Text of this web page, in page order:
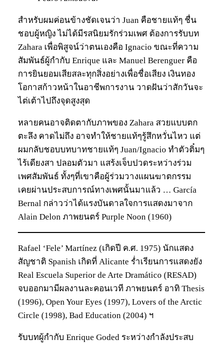
สำหรับผมค่อนข้างชัดเจนว่า Juan คือชายแท้ๆ ชื่น
ชอบผู้หญิง ไม่ได้มีรสนิยมรักร่วมเพศ ต้องการรับบท
Zahara เพื่อพิสูจน์ว่าตนเองคือ Ignacio ขณะที่ความ
สัมพันธ์ผู้กำกับ Enrique และ Manuel Berenguer คือ
การยินยอมเสียสละทุกสิ่งอย่างเพื่อชื่อเสียง เงินทอง
โอกาสก้าวหน้าในอาชีพการงาน วาดฝันว่าสักวันจะ
ไต่เต้าไปถึงจุดสูงสุด
หลายคนอาจติดตากับภาพของ Zahara สวยแบบตก
ตะลึง คาดไม่ถึง อาจทำให้ชายแท้ๆรู้สึกหวั่นไหว แต่
ผมกลับชอบบทบาทชายแท้ๆ Juan/Ignacio ทำตัวติ๋มๆ
ไร้เดียงสา ปลอมตัวมา แสร้งเจ็บปวดระหว่างร่วม
เพศสัมพันธ์ ทั้งๆที่เขาคือผู้ร่วมวางแผนฆาตกรรม
เคยผ่านประสบการณ์ทางเพศนั้นมาแล้ว … García
Bernal กล่าวว่าได้แรงบันดาลใจการแสดงมาจาก
Alain Delon ภาพยนตร์ Purple Noon (1960)
Rafael ‘Fele’ Martínez (เกิดปี ค.ศ. 1975) นักแสดง
สัญชาติ Spanish เกิดที่ Alicante ร่ำเรียนการแสดงยัง
Real Escuela Superior de Arte Dramático (RESAD)
จบออกมามีผลงานละคอนเวที ภาพยนตร์ อาทิ Thesis
(1996), Open Your Eyes (1997), Lovers of the Arctic
Circle (1998), Bad Education (2004) ฯ
รับบทผู้กำกับ Enrique Goded ระหว่างกำลังประสบ